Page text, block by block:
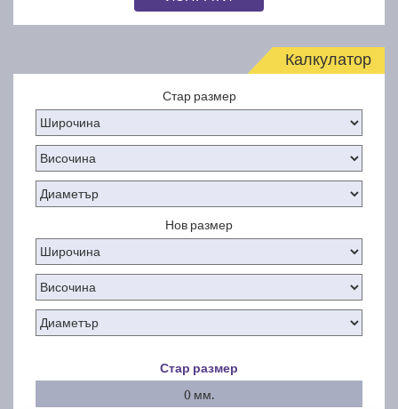
Калкулатор
Стар размер
Нов размер
Стар размер
0 мм.